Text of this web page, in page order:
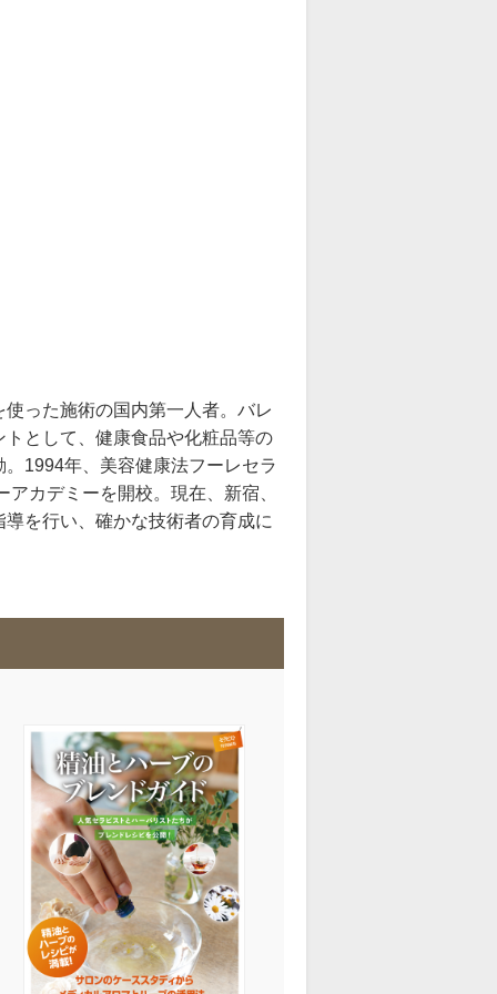
った施術の国内第一人者。バレ
として、健康食品や化粧品等の
1994年、美容健康法フーレセラ
カデミーを開校。現在、新宿、
を行い、確かな技術者の育成に